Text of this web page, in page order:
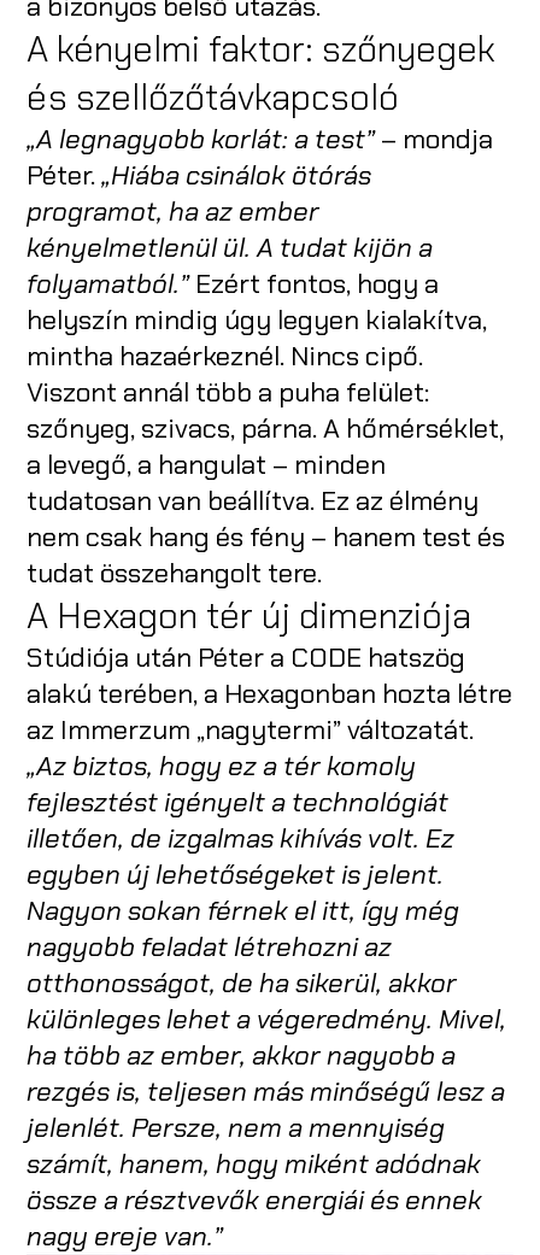
A kényelmi faktor: szőnyegek
és szellőzőtávkapcsoló
„A legnagyobb korlát: a test”– mondja
Péter.„Hiába csinálok ötórás
programot, ha az ember
kényelmetlenül ül. A tudat kijön a
folyamatból.”Ezért fontos, hogy a
helyszín mindig úgy legyen kialakítva,
mintha hazaérkeznél. Nincs cipő.
Viszont annál több a puha felület:
szőnyeg, szivacs, párna. A hőmérséklet,
a levegő, a hangulat – minden
tudatosan van beállítva. Ez az élmény
nem csak hang és fény – hanem test és
tudat összehangolt tere.
A Hexagon tér új dimenziója
Stúdiója után Péter a CODE hatszög
alakú terében, a Hexagonban hozta létre
az Immerzum „nagytermi” változatát.
„Az biztos, hogy ez a tér komoly
fejlesztést igényelt a technológiát
illetően, de izgalmas kihívás volt. Ez
egyben új lehetőségeket is jelent.
Nagyon sokan férnek el itt, így még
nagyobb feladat létrehozni az
otthonosságot, de ha sikerül, akkor
különleges lehet a végeredmény. Mivel,
ha több az ember, akkor nagyobb a
rezgés is, teljesen más minőségű lesz a
jelenlét. Persze, nem a mennyiség
számít, hanem, hogy miként adódnak
össze a résztvevők energiái és ennek
nagy ereje van.”